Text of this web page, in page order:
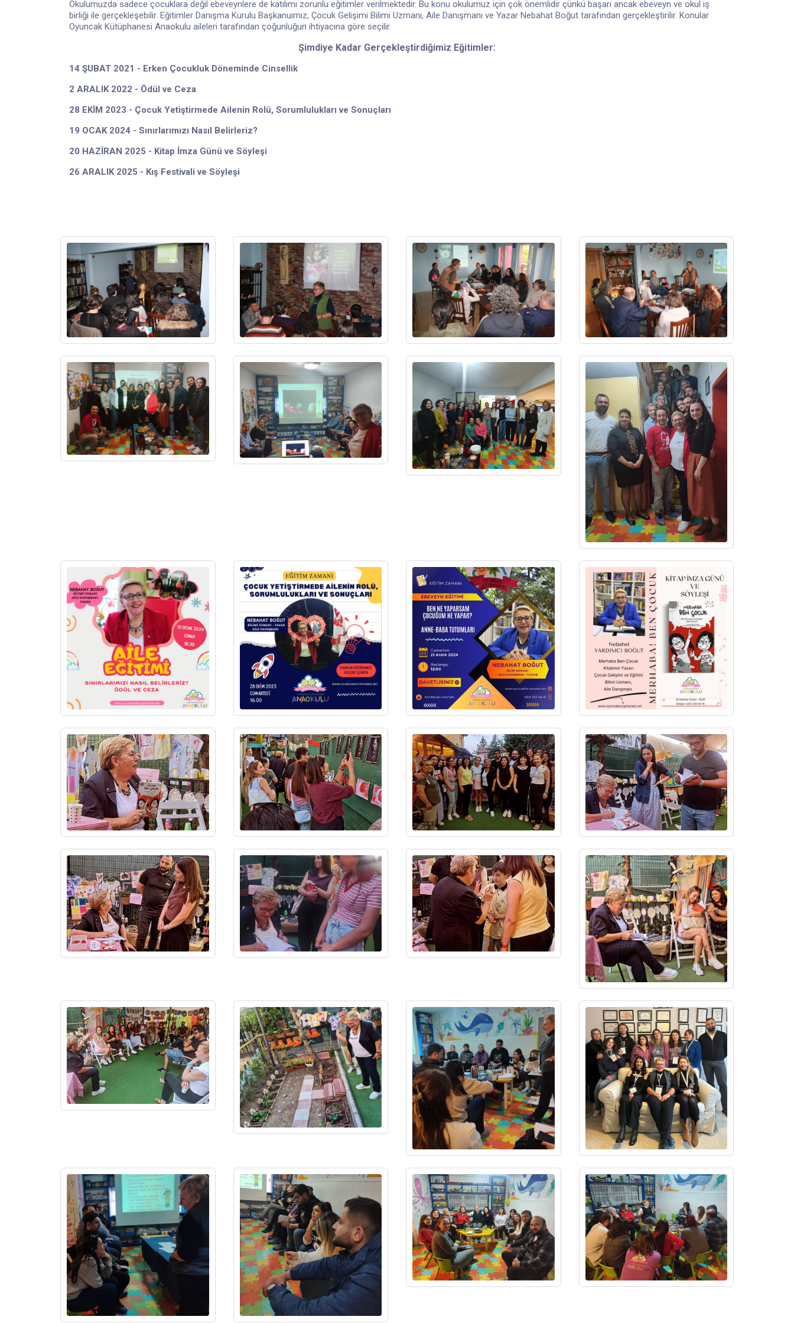
Okulumuzda sadece çocuklara değil ebeveynlere de katılımı zorunlu eğitimler verilmektedir. Bu konu okulumuz için çok önemlidir çünkü başarı ancak ebeveyn ve okul iş
birliği ile gerçekleşebilir. Eğitimler Danışma Kurulu Başkanuımız, Çocuk Gelişimi Bilimi Uzmanı, Aile Danışmanı ve Yazar Nebahat Boğut tarafından gerçekleştirilir. Konular
Oyuncak Kütüphanesi Anaokulu aileleri tarafından çoğunluğun ihtiyacına göre seçilir.
Şimdiye Kadar Gerçekleştirdiğimiz Eğitimler:
14 ŞUBAT 2021 - Erken Çocukluk Döneminde Cinsellik
2 ARALIK 2022 - Ödül ve Ceza
28 EKİM 2023 - Çocuk Yetiştirmede Ailenin Rolü, Sorumlulukları ve Sonuçları
19 OCAK 2024 - Sınırlarımızı Nasıl Belirleriz?
20 HAZİRAN 2025 - Kitap İmza Günü ve Söyleşi
26 ARALIK 2025 - Kış Festivali ve Söyleşi